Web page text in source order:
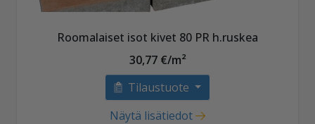
Roomalaiset isot kivet 80 PR h.ruskea
30,77 €/m²
Tilaustuote
Näytä lisätiedot